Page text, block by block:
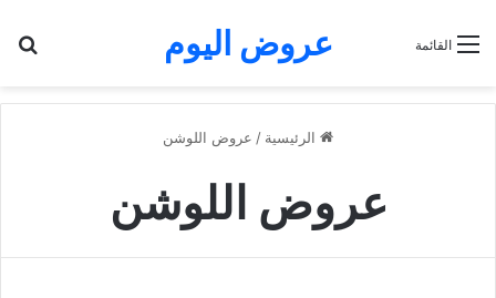
عروض اليوم القائمة
الرئيسية / عروض اللوشن
عروض اللوشن